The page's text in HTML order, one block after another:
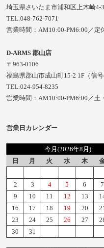
埼玉県さいたま市浦和区上木崎4-
TEL:048-762-7071
営業時間：AM10:00-PM6:00／定
D-ARMS 郡山店
〒963-0106
福島県郡山市成山町15-2 1F（信
TEL:024-954-8235
営業時間：AM10:00-PM6:00／土
営業日カレンダー
今月(2026年8月)
日
月 火 水 木
2
3 4 5 6 7
9
10 11 12 13
16
17 18 19 20
23
24 25 26 27
30
31